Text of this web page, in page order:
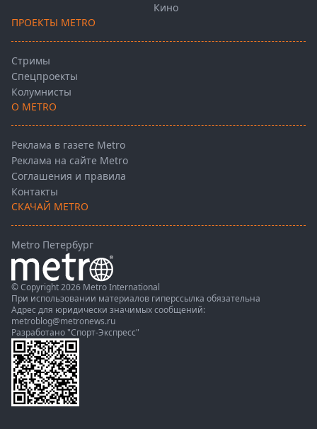
Кино
ПРОЕКТЫ METRO
Стримы
Спецпроекты
Колумнисты
О METRO
Реклама в газете Metro
Реклама на сайте Metro
Соглашения и правила
Контакты
СКАЧАЙ METRO
Metro Петербург
© Copyright 2026 Metro International
При использовании материалов гиперссылка обязательна
Адрес для юридически значимых сообщений:
metroblog@metronews.ru
Разработано "Спорт-Экспресс"